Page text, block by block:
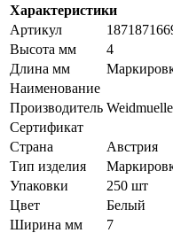
Характеристики
Артикул
Высота мм
4
Длина мм
Наименование
Производитель
Сертификат
Страна
Австрия
Тип изделия
Упаковки
250 шт
Цвет
Белый
Ширина мм
7